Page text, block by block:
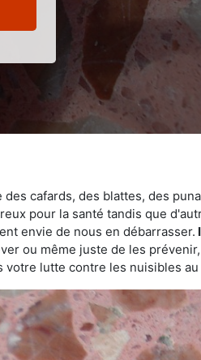
cafards, des blattes, des
pour la santé tandis que
envie de nous en débarrasser.
ou même juste de les
lutte contre les nuisibles